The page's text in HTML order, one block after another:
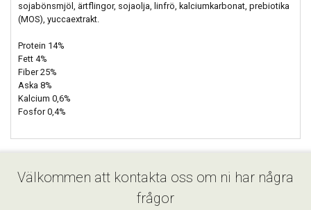
sojabönsmjöl, ärtflingor, sojaolja, linfrö, kalciumkarbonat, prebiotika
(MOS), yuccaextrakt.
Protein 14%
Fett 4%
Fiber 25%
Aska 8%
Kalcium 0,6%
Fosfor 0,4%
Välkommen att kontakta oss om ni har några
frågor